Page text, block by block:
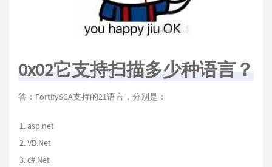
0x02它支持扫描多少种语言？
答：FortifySCA支持的21语言，分别是：
asp.net
VB.Net
c#.Net